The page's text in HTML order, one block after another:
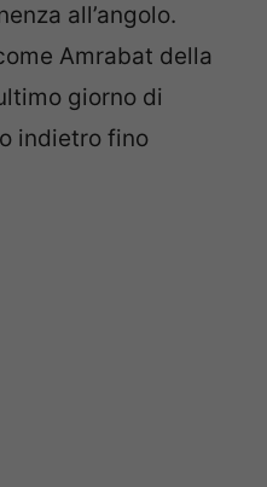
all’angolo.
Amrabat della
giorno di
indietro fino